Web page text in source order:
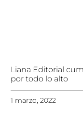
Liana Editorial
por todo lo alto
1 marzo, 2022